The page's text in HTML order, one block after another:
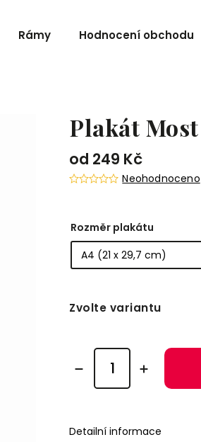
Rámy Hodnocení obchodu
Plakát
od 249 Kč
Neohodnoceno
Rozměr plakátu
Zvolte variantu
Detailní informace